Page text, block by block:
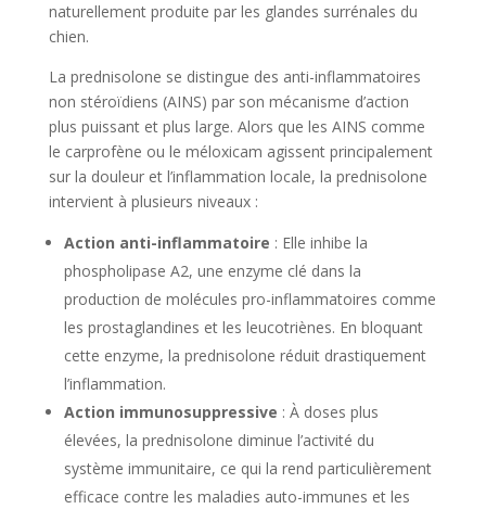
naturellement produite par les glandes surrénales du
chien.
La prednisolone se distingue des anti-inflammatoires
non stéroïdiens (AINS) par son mécanisme d’action
plus puissant et plus large. Alors que les AINS comme
le carprofène ou le méloxicam agissent principalement
sur la douleur et l’inflammation locale, la prednisolone
intervient à plusieurs niveaux :
Action anti-inflammatoire : Elle inhibe la
phospholipase A2, une enzyme clé dans la
production de molécules pro-inflammatoires comme
les prostaglandines et les leucotriènes. En bloquant
cette enzyme, la prednisolone réduit drastiquement
l’inflammation.
Action immunosuppressive : À doses plus
élevées, la prednisolone diminue l’activité du
système immunitaire, ce qui la rend particulièrement
efficace contre les maladies auto-immunes et les